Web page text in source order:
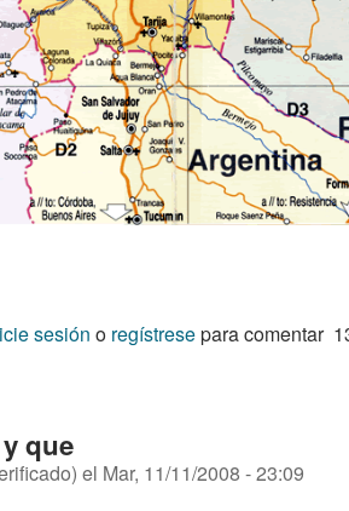
sesión o regístresepara comentar
que
el Mar, 11/11/2008 - 23:09